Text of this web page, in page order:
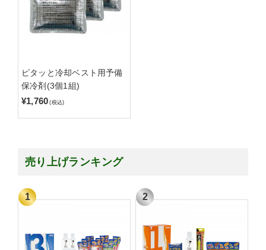
ピタッと冷却ベスト用予備
保冷剤(3個1組)
¥1,760 (税込)
売り上げランキング